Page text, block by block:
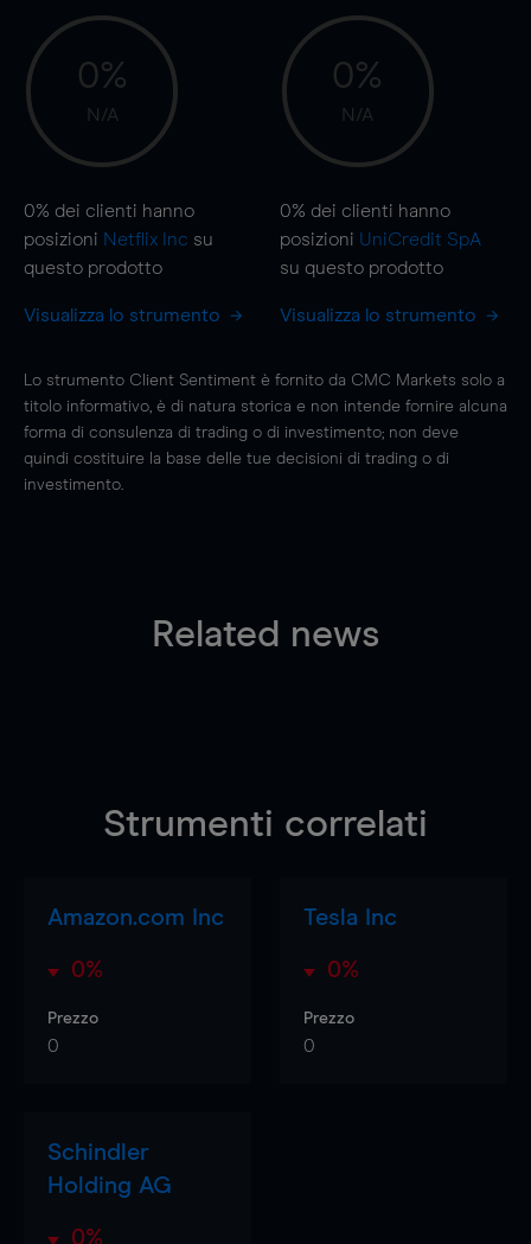
0%
N/A
0% dei clienti hanno
posizioni Netflix Inc su
questo prodotto
Visualizza lo strumento
0%
N/A
0% dei clienti hanno
posizioni UniCredit SpA
su questo prodotto
Visualizza lo strumento
Lo strumento Client Sentiment è fornito da CMC Markets solo a
titolo informativo, è di natura storica e non intende fornire alcuna
forma di consulenza di trading o di investimento; non deve
quindi costituire la base delle tue decisioni di trading o di
investimento.
Related news
Strumenti correlati
Amazon.com Inc
0%
Prezzo
0
Tesla Inc
0%
Prezzo
0
Schindler
Holding AG
0%